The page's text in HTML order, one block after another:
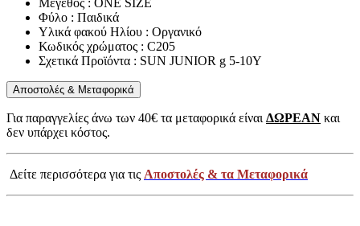
Μέγεθος : ONE SIZE
Φύλο : Παιδικά
Υλικά φακού Ηλίου : Οργανικό
Κωδικός χρώματος : C205
Σχετικά Προϊόντα : SUN JUNIOR g 5-10Y
Αποστολές & Μεταφορικά
Για παραγγελίες άνω των 40€ τα μεταφορικά είναιΔΩΡΕΑΝ και
δεν υπάρχει κόστος.
Δείτε περισσότερα για τις Αποστολές & τα Μεταφορικά